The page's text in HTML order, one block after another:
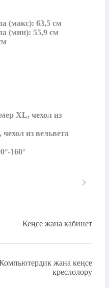
(макс): 63,5 см
(мин): 55,9 см
XL, чехол из
из вельвета
160°
Кеңсе жана кабинет
жана кеңсе
креслолору